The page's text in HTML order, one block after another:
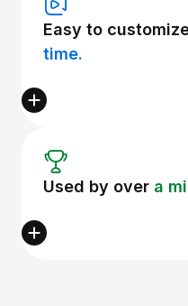
Easy to
time.
Used by over a